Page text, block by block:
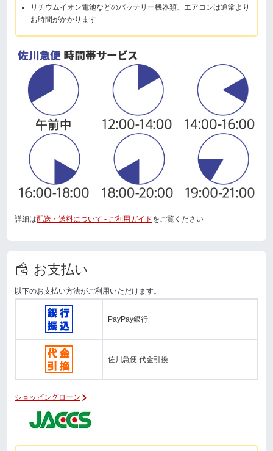
リチウムイオン電池などのバッテリー機器類、エアコンは通常より
お時間がかかります
詳細は配送・送料について - ご利用ガイドをご覧ください
お支払い
以下のお支払い方法がご利用いただけます。
PayPay銀行
佐川急便 代金引換
ショッピングローン